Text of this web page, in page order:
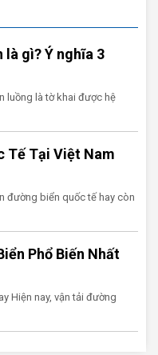
là gì? Ý nghĩa 3
luồng là tờ khai được hệ
Tế Tại Việt Nam
đường biển quốc tế hay còn
Phổ Biến Nhất
Hiện nay, vận tải đường